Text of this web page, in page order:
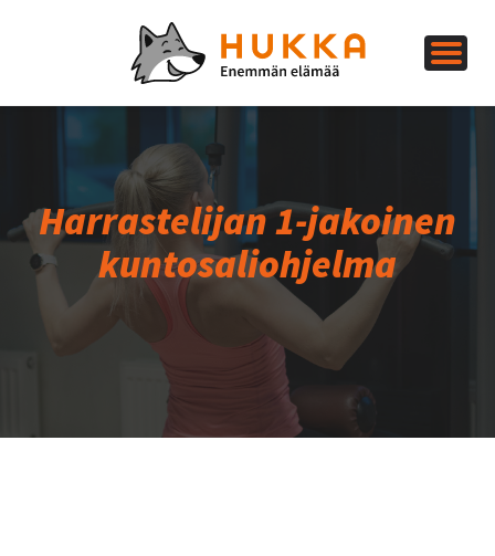
Harrastelijan 1-jakoinen
kuntosaliohjelma